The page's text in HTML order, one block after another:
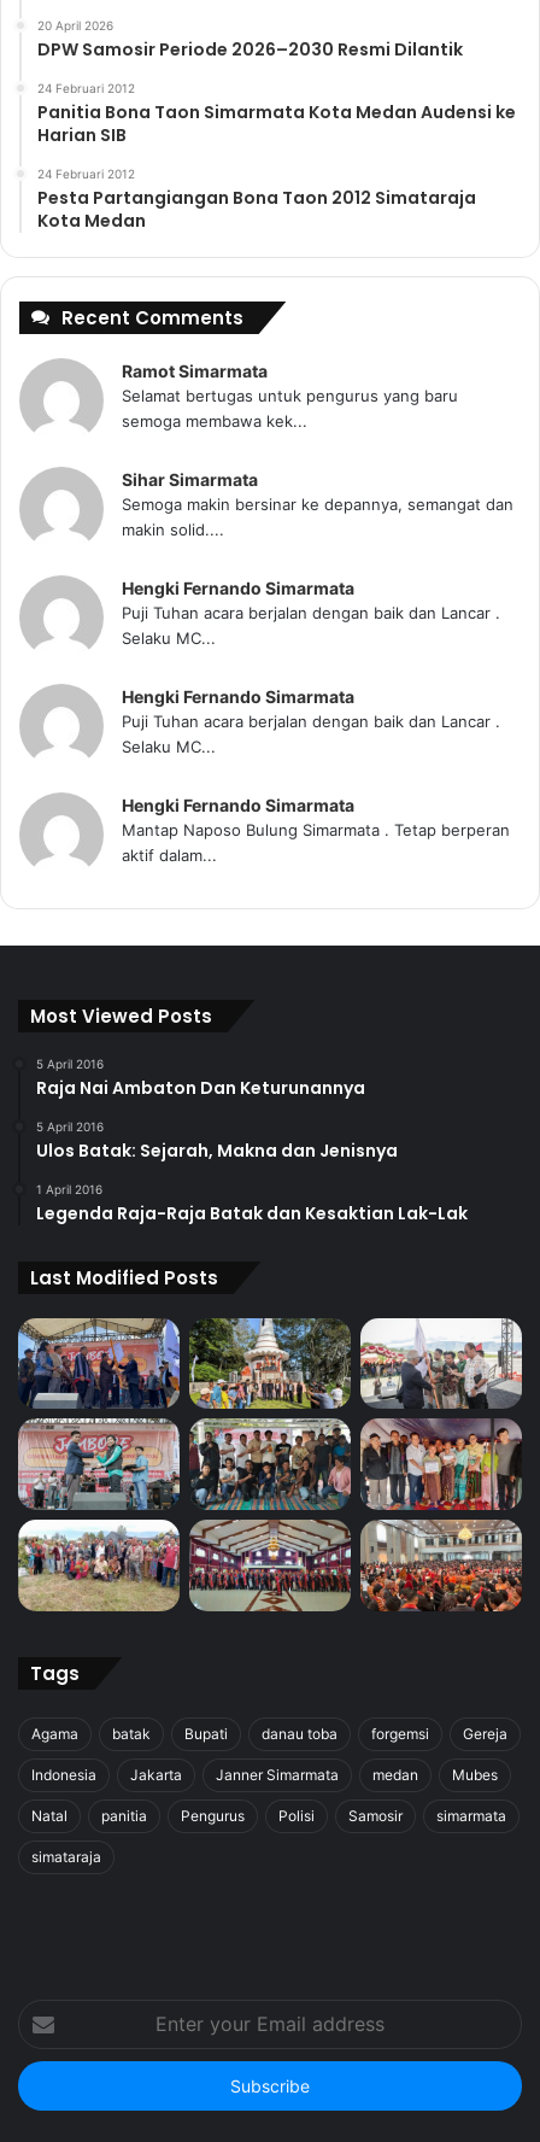
20 April 2026
DPW Samosir Periode 2026–2030 Resmi Dilantik
24 Februari 2012
Panitia Bona Taon Simarmata Kota Medan Audensi ke
Harian SIB
24 Februari 2012
Pesta Partangiangan Bona Taon 2012 Simataraja
Kota Medan
Recent Comments
Ramot Simarmata
Selamat bertugas untuk pengurus yang baru
semoga membawa kek...
Sihar Simarmata
Semoga makin bersinar ke depannya, semangat dan
makin solid....
Hengki Fernando Simarmata
Puji Tuhan acara berjalan dengan baik dan Lancar .
Selaku MC...
Hengki Fernando Simarmata
Puji Tuhan acara berjalan dengan baik dan Lancar .
Selaku MC...
Hengki Fernando Simarmata
Mantap Naposo Bulung Simarmata . Tetap berperan
aktif dalam...
Most Viewed Posts
5 April 2016
Raja Nai Ambaton Dan Keturunannya
5 April 2016
Ulos Batak: Sejarah, Makna dan Jenisnya
1 April 2016
Legenda Raja-Raja Batak dan Kesaktian Lak-Lak
Last Modified Posts
Tags
Agama batak Bupati danau toba forgemsi Gereja
Indonesia Jakarta Janner Simarmata medan Mubes
Natal panitia Pengurus Polisi Samosir simarmata
simataraja
your
Email
address